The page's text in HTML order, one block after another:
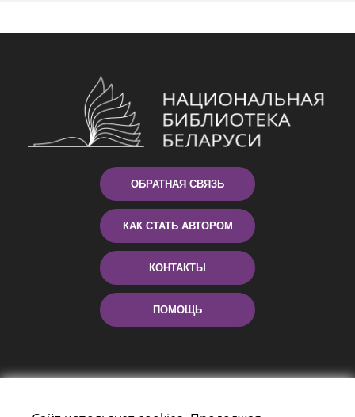
ОБРАТНАЯ СВЯЗЬ
КАК СТАТЬ АВТОРОМ
КОНТАКТЫ
ПОМОЩЬ